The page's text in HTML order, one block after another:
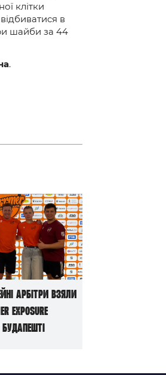
клітки
в
шайби за 44
.
арбітри взяли
Exposure